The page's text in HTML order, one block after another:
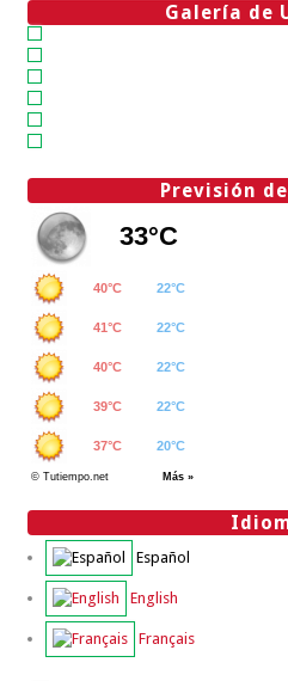
Galería de
Previsión
Español
English
Français